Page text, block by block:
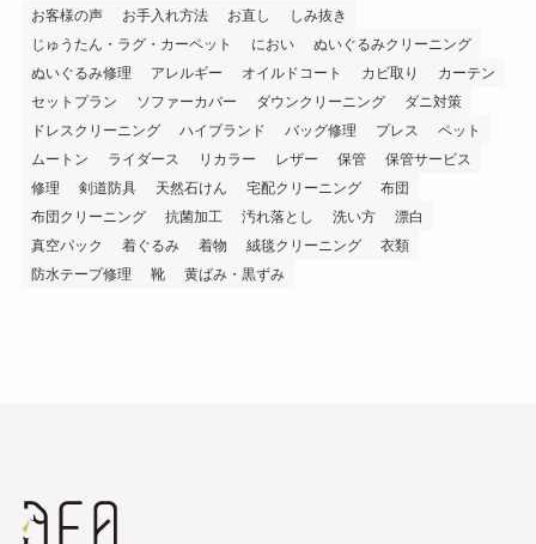
お客様の声 お手入れ方法 お直し
しみ抜き
じゅうたん・ラグ・カーペット
におい
ぬいぐるみクリーニング
ぬいぐるみ修理
アレルギー オイルドコート カビ取り
カーテン
セットプラン
ソファーカバー ダウンクリーニング
ダニ対策
ドレスクリーニング
ハイブランド バッグ修理 プレス
ペット
ムートン
ライダース リカラー レザー 保管
保管サービス
修理
剣道防具 天然石けん 宅配クリーニング
布団
布団クリーニング
抗菌加工 汚れ落とし 洗い方
漂白
真空パック
着ぐるみ 着物 絨毯クリーニング
衣類
防水テープ修理
靴 黄ばみ・黒ずみ